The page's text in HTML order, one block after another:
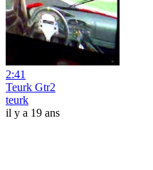
2:41
Teurk Gtr2
teurk
il y a 19 ans